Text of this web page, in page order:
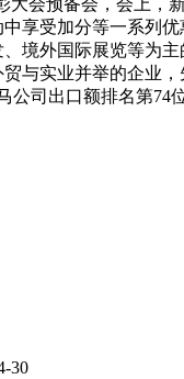
享受加分等一系列优
境外国际展览等为
与实业并举的企业
司出口额排名第74
30